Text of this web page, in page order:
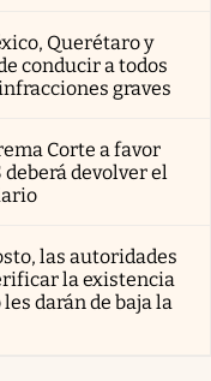
Querétaro y
conducir a todos
graves
Corte a favor
devolver el
las autoridades
la existencia
darán de baja la